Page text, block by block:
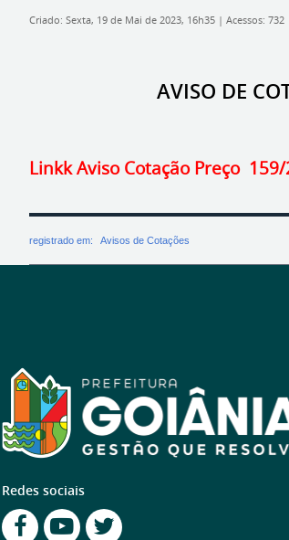
Criado: Sexta, 19 de Mai de 2023, 16h35 | Acessos: 732
AVISO DE
Linkk Aviso Cotação Preço
registrado em: Avisos de Cotações
Redes sociais